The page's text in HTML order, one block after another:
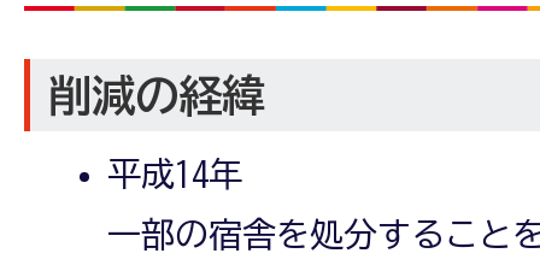
削減の経緯
平成14年
一部の宿舎を処分すること